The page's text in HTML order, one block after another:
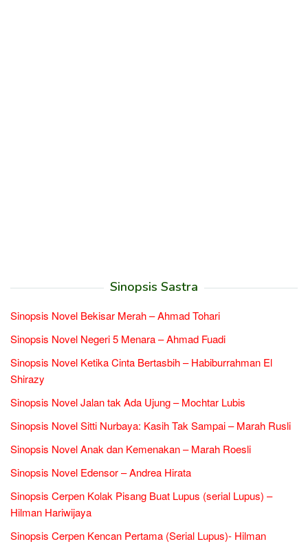
Sinopsis Sastra
Sinopsis Novel Bekisar Merah – Ahmad Tohari
Sinopsis Novel Negeri 5 Menara – Ahmad Fuadi
Sinopsis Novel Ketika Cinta Bertasbih – Habiburrahman El
Shirazy
Sinopsis Novel Jalan tak Ada Ujung – Mochtar Lubis
Sinopsis Novel Sitti Nurbaya: Kasih Tak Sampai – Marah Rusli
Sinopsis Novel Anak dan Kemenakan – Marah Roesli
Sinopsis Novel Edensor – Andrea Hirata
Sinopsis Cerpen Kolak Pisang Buat Lupus (serial Lupus) –
Hilman Hariwijaya
Sinopsis Cerpen Kencan Pertama (Serial Lupus)- Hilman